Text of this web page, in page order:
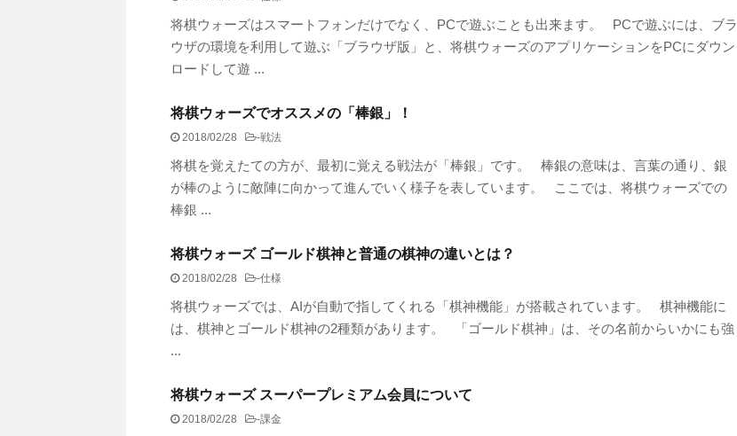
将棋ウォーズはスマートフォンだけでなく、PCで遊ぶことも出来ます。 PCで遊ぶには、ブラ
ウザの環境を利用して遊ぶ「ブラウザ版」と、将棋ウォーズのアプリケーションをPCにダウン
ロードして遊 ...
将棋ウォーズでオススメの「棒銀」！
2018/02/28 -戦法
将棋を覚えたての方が、最初に覚える戦法が「棒銀」です。 棒銀の意味は、言葉の通り、銀
が棒のように敵陣に向かって進んでいく様子を表しています。 ここでは、将棋ウォーズでの
棒銀 ...
将棋ウォーズ ゴールド棋神と普通の棋神の違いとは？
2018/02/28 -仕様
将棋ウォーズでは、AIが自動で指してくれる「棋神機能」が搭載されています。 棋神機能に
は、棋神とゴールド棋神の2種類があります。 「ゴールド棋神」は、その名前からいかにも強
...
将棋ウォーズ スーパープレミアム会員について
2018/02/28 -課金